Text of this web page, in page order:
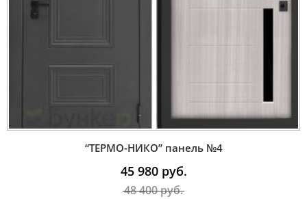
“ТЕРМО-НИКО” панель №4
45 980руб.
48 400руб.